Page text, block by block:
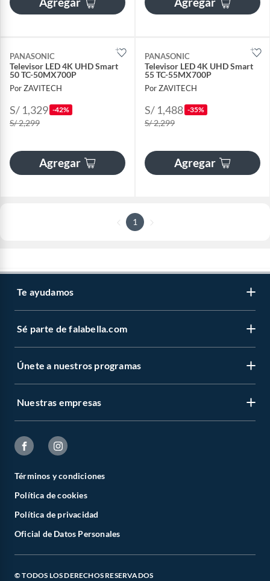
PANASONIC
Televisor LED 4K UHD Smart
50 TC-50MX700P
Por ZAVITECH
S/ 1,329 -42%
S/ 2,299
Agregar
PANASONIC
Televisor LED 4K UHD Smart
55 TC-55MX700P
Por ZAVITECH
S/ 1,488 -35%
S/ 2,299
Agregar
1
Te ayudamos
Sé parte de falabella.com
Únete a nuestros programas
Nuestras empresas
Términos y condiciones
Política de cookies
Política de privacidad
Oficial de Datos Personales
© TODOS LOS DERECHOS RESERVADOS